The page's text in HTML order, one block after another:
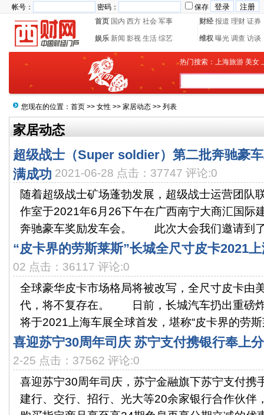
帐号： 密码：
保存
首页 国内 西方 社会 军事 财经 报道 理财 证券
娱乐 新闻 影视 生活 综艺 维权 曝光 调查 访谈
热门搜索： 上海旅游 美女
您现在的位置： 首页 >> 女性 >> 家居动态 >> 列表
家居动态
超级战士（Super soldier）第二批奔驰豪
满成功 2021-06-28 点击：37747 评论:0
随着超级战士矿场蓬勃发展，超级战士运营团队
作室于2021年6月26下午在广西南宁大商汇国际
奔驰豪车奖励发车会。 此次大会我们邀请到
“皮卡界的劳斯莱斯”长城全尺寸皮卡2021
02 点击：36117 评论:0
全球豪华皮卡市场格局将被改写，全尺寸皮卡由
代，将不复存在。 日前，长城汽车扔出重磅
将于2021上海车展全球首发，堪称“皮卡界的劳
喜迎苏宁30周年司庆 苏宁支付携银行奉上
2-25 点击：37562 评论:0
喜迎苏宁30周年司庆，苏宁金融旗下苏宁支付携
建行、交行、招行、光大等20余家银行合作伙伴